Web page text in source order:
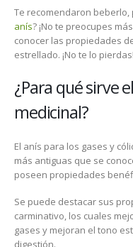
Te recomendaron
anís? ¡No te preocupes
conocer las propiedades
estrellado. ¡No te lo pierdas!
¿Para qué sirve
medicinal?
El anís para los gases y
más antiguas que se
poseen propiedades
Se puede destacar sus
carminativo, los cuales
gases y mejoran el tono
digestión.